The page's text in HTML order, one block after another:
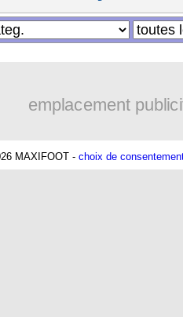
emplacement
MAXIFOOT - choix de